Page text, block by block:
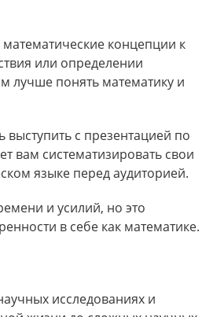
концепции к
или определении
лучше понять математику и
выступить с презентацией по
вам систематизировать свои
языке перед аудиторией.
и усилий, но это
в себе как математике.
исследованиях и